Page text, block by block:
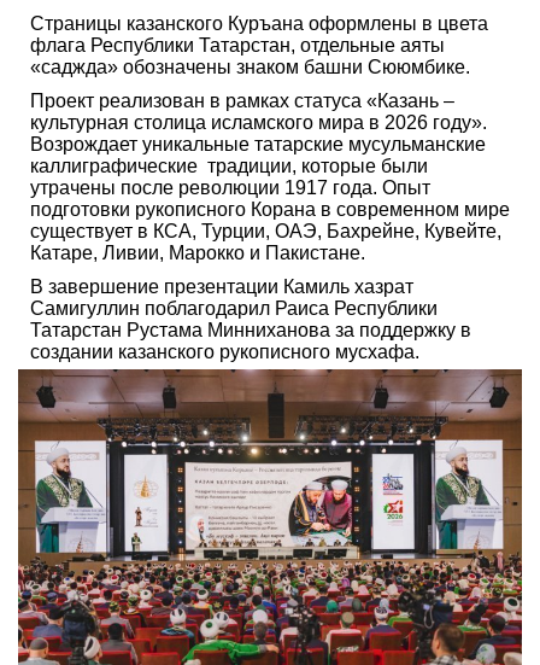
Страницы казанского Куръана оформлены в цвета
флага Республики Татарстан, отдельные аяты
«саджда» обозначены знаком башни Сююмбике.
Проект реализован в рамках статуса «Казань –
культурная столица исламского мира в 2026 году».
Возрождает уникальные татарские мусульманские
каллиграфические традиции, которые были
утрачены после революции 1917 года. Опыт
подготовки рукописного Корана в современном мире
существует в КСА, Турции, ОАЭ, Бахрейне, Кувейте,
Катаре, Ливии, Марокко и Пакистане.
В завершение презентации Камиль хазрат
Самигуллин поблагодарил Раиса Республики
Татарстан Рустама Минниханова за поддержку в
создании казанского рукописного мусхафа.